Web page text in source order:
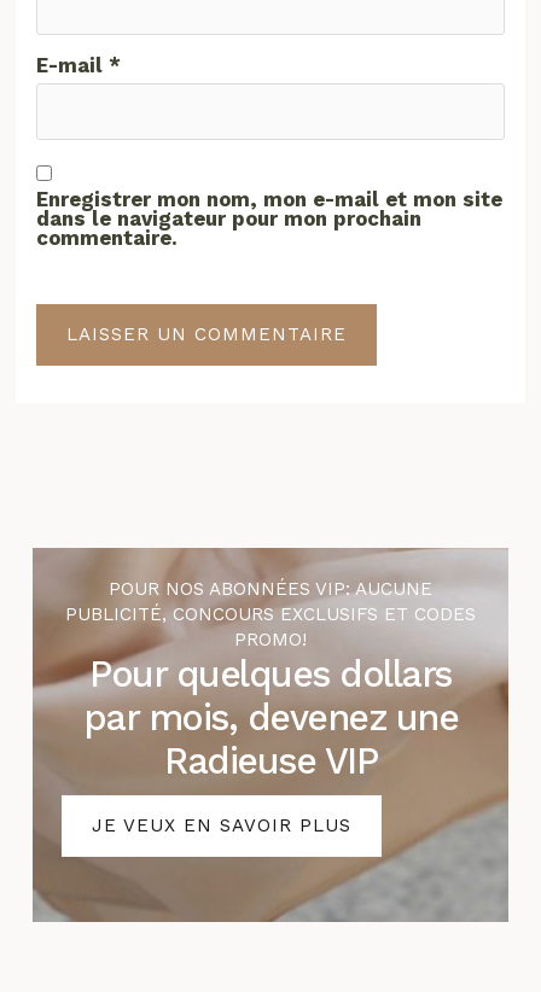
E-mail*
Enregistrer mon nom, mon e-mail et mon site
dans le navigateur pour mon prochain
commentaire.
POUR NOS ABONNÉES VIP: AUCUNE
PUBLICITÉ, CONCOURS EXCLUSIFS ET CODES
PROMO!
Pour quelques dollars
par mois, devenez une
Radieuse VIP
JE VEUX EN SAVOIR PLUS